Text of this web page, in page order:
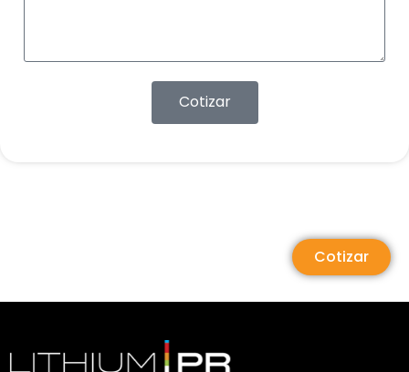
Cotizar
Cotizar